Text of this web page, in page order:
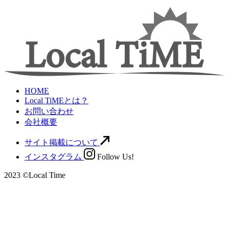
HOME
Local TiMEとは？
お問い合わせ
会社概要
サイト掲載について
インスタグラム
Follow Us!
2023 ©Local Time